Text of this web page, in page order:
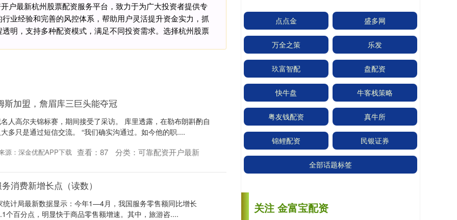
户最新杭州股票配资服务平台，致力于为广大投资者提供专
业经验和完善的风控体系，帮助用户灵活提升资金实力，抓
明，支持多种配资模式，满足不同投资需求。选择杭州股票
斯加盟，詹眉库三巨头能夺冠
人高尔夫锦标赛，期间接受了采访。 库里透露，在勒布朗斟酌自
多只是通过短信交流。 “我们确实沟通过。如今他的职....
源：深金优配APP下载 查看： 87 分类： 可靠配资开户最新
消费新增长点（读数）
统计局最新数据显示：今年1—4月，我国服务零售额同比增长
个百分点，明显快于商品零售额增速。其中，旅游咨....
点点金 盛多网
万全之策 乐发
玖富智配 盘配资
快牛盘 牛客栈策略
粤友钱配资 真牛所
锦鲤配资 民银证券
全部话题标签
关注 金富宝配资